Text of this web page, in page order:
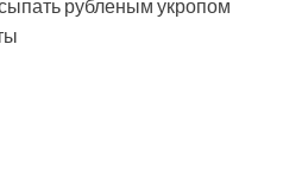
рубленым укропом